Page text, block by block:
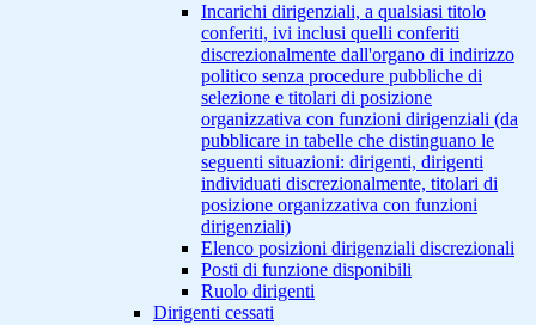
Incarichi dirigenziali, a qualsiasi titolo
conferiti, ivi inclusi quelli conferiti
discrezionalmente dall'organo di indirizzo
politico senza procedure pubbliche di
selezione e titolari di posizione
organizzativa con funzioni dirigenziali (da
pubblicare in tabelle che distinguano le
seguenti situazioni: dirigenti, dirigenti
individuati discrezionalmente, titolari di
posizione organizzativa con funzioni
dirigenziali)
Elenco posizioni dirigenziali discrezionali
Posti di funzione disponibili
Ruolo dirigenti
Dirigenti cessati